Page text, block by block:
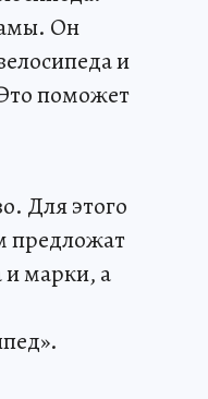
Он
и
поможет
Для этого
предложат
и марки, а